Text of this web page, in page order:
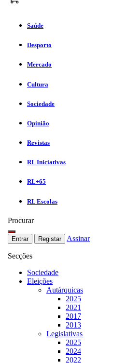
Saúde
Desporto
Mercado
Cultura
Sociedade
Opinião
Revistas
RL Iniciativas
RL+65
RL Escolas
Procurar
Entrar Registar Assinar
Secções
Sociedade
Eleições
Autárquicas
2025
2021
2017
2013
Legislativas
2025
2024
2022